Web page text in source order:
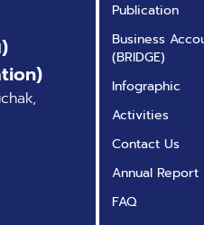
ส่วนการบริการทางด้าน
การเงินและเป็นบริษัท
แรกที่ประกาศ “สงคราม
กับการทำงานแบบใช้
เอกสาร” ก่อนจะมี
nRoad ประภทดำรง
ตำแหน่งผู้นำหลากหลาย
ตำแหน่งในด้านการ
ปฏิบัติการ และ
Publication
Business
(BRIDGE)
Infographic
Activities
Contact Us
Annual Report
FAQ